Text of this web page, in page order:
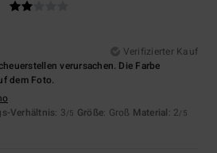
Verifizierter Kauf
verursachen. Die Farbe
dem Foto.
Verhältnis: 3/5 Größe: Groß Material: 2/5